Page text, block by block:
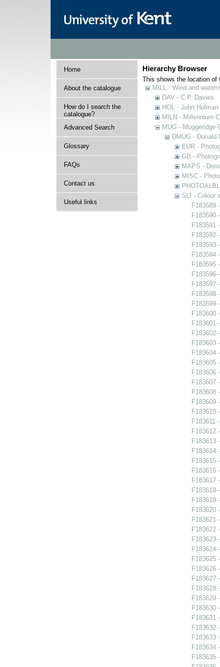
Home
About the catalogue
How do I search the
catalogue?
Advanced Search
Glossary
FAQs
Contact us
Useful links
Hierarchy Browser
This shows the location of
MILL - Wind and
DAV - C.P. Davies
HOL - John
MILN - Millennium
MUG - Muggeridge
DMUG - Donald
EUR -
GB -
MAPS -
MISC -
SLI - Colour
F183589
F183590
F183591
F183592
F183593
F183594
F183595
F183596
F183597
F183598
F183599
F183600
F183601
F183602
F183603
F183604
F183605
F183606
F183607
F183608
F183609
F183610
F183611
F183612
F183613
F183614
F183615
F183616
F183617
F183618
F183619
F183620
F183621
F183622
F183623
F183624
F183625
F183626
F183627
F183628
F183629
F183630
F183631
F183632
F183633
F183634
F183635